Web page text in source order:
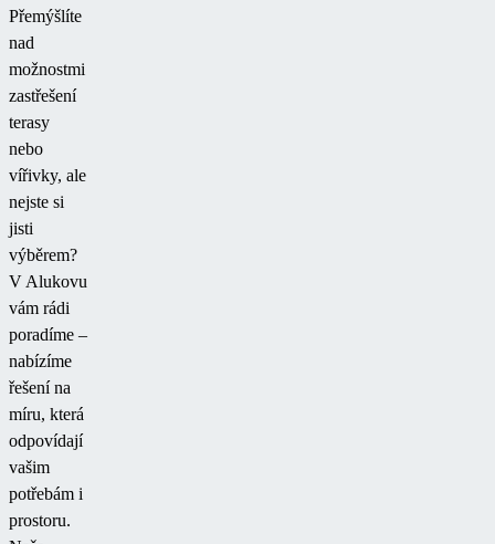
Přemýšlíte
nad
možnostmi
zastřešení
terasy
nebo
vířivky, ale
nejste si
jisti
výběrem?
V Alukovu
vám rádi
poradíme –
nabízíme
řešení na
míru, která
odpovídají
vašim
potřebám i
prostoru.